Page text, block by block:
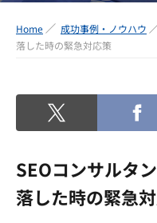
Home 成功事例・ノウハウ
落した時の緊急対応策
SEOコンサルタ
落した時の緊急